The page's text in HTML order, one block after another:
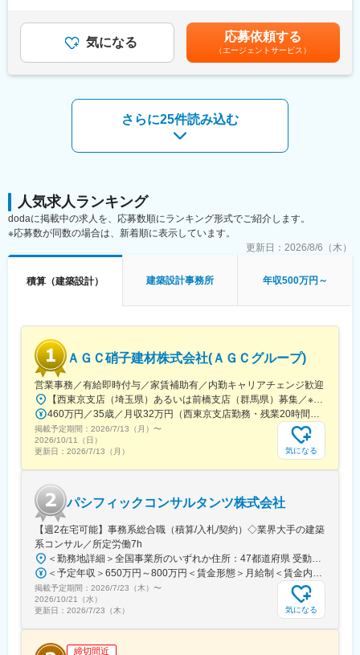
変更の範囲：会社の定める業務
・積算技術業務 …設計図面照査、設計数量確認、積算資料作成な
・資料作成・整理業務…予算資料、調査資料、工事発注資料の作
受注元は国土交通省や農林水産省、自治体等の官公庁が主とな
り、補修・改修の割合が6割程となります。広島支店の管轄は中国
5県+四国4県になります。また、基本的には発注者の事業所での
就業となりますが、ご自宅から通える現場のアサインやご家庭の
事情等も考慮し、無理な出張は基本発生しません。
官公庁からの依頼がメインの為、土日祝はお休み、平均残業時間
も16.3時間（2023.4時点）と無理なく働けます。その他住宅手当
や家族手当等、福利厚生が充実しており、長く働ける環境を整え
ています。
工管理の経験者が多いです。
広島県呉市で発生した平成30年西日本豪雨災害へボランティアに
参加するなど、社会貢献活動を行っています。また、過去には阪
神・淡路大震災や東日本大震災などの災害にも携わった実績がご
ざいます。社会インフラに携わられるのがやりがいに繋がりま
す。
変更の範囲：会社の定める業務
給与補足＞※想定年収はあくまでも目安の金額であり、選考を通じ
て変動する可能性があります。上記月給・年収は残業代を含んだ
金額です。■昇給：年1回（4月）■賞与：年収に含む(月給に分散)
賃金はあくまでも目安の金額であり、選考を通じて上下する可能
気になる 応募依頼する
（エージェントサービス）
さらに25件読み込む
人気求人ランキング
dodaに掲載中の求人を、応募数順にランキング形式でご紹介します。
※応募数が同数の場合は、新着順に表示しています。
更新日： 2026/8/6（木）
積算（建築設計） 建築設計事務所 年収500万円～
ＡＧＣ硝子建材株式会社(ＡＧＣグループ)
営業事務／有給即時付与／家賃補助有／内勤キャリアチェンジ歓迎
掲載予定期間： 2026/7/13（月） 〜
2026/10/11（日）
更新日： 2026/7/13（月） 気になる
パシフィックコンサルタンツ株式会社
【週2在宅可能】事務系総合職（積算/入札/契約）◇業界大手の建築
系コンサル／所定労働7h
掲載予定期間： 2026/7/23（木） 〜
2026/10/21（水）
更新日： 2026/7/23（木） 気になる
締切間近